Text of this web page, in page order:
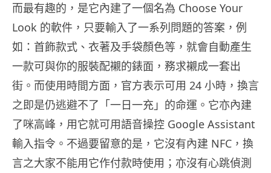
而最有趣的，是它內建了一個名為 Choose Your
Look 的軟件，只要輸入了一系列問題的答案，例
如：首飾款式、衣著及手袋顏色等，就會自動產生
一款可與你的服裝配襯的錶面，務求襯成一套出
街。而使用時間方面，官方表示可用 24 小時，換言
之即是仍逃避不了「一日一充」的命運。它亦內建
了咪高峰，用它就可用語音操控 Google Assistant
輸入指令。不過要留意的是，它沒有內建 NFC，換
言之大家不能用它作付款時使用；亦沒有心跳偵測